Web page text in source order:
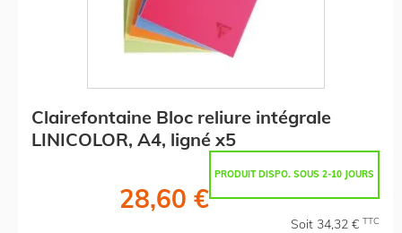
Clairefontaine Bloc reliure intégrale
LINICOLOR, A4, ligné x5
PRODUIT DISPO. SOUS 2-10 JOURS
28,60 €
Soit 34,32 € TTC